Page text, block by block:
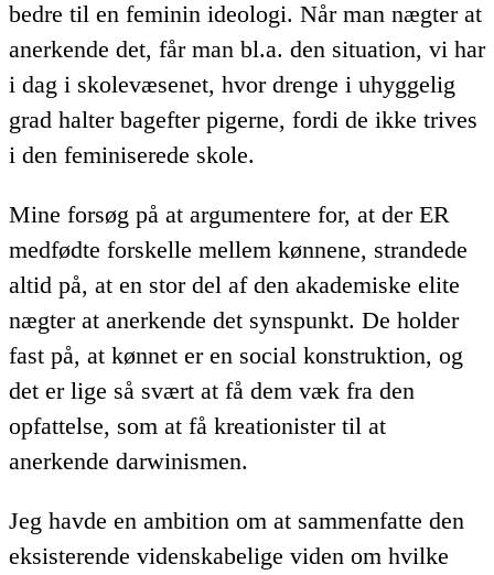
bedre til en feminin ideologi. Når man nægter at
anerkende det, får man bl.a. den situation, vi har
i dag i skolevæsenet, hvor drenge i uhyggelig
grad halter bagefter pigerne, fordi de ikke trives
i den feminiserede skole.
Mine forsøg på at argumentere for, at der ER
medfødte forskelle mellem kønnene, strandede
altid på, at en stor del af den akademiske elite
nægter at anerkende det synspunkt. De holder
fast på, at kønnet er en social konstruktion, og
det er lige så svært at få dem væk fra den
opfattelse, som at få kreationister til at
anerkende darwinismen.
Jeg havde en ambition om at sammenfatte den
eksisterende videnskabelige viden om hvilke